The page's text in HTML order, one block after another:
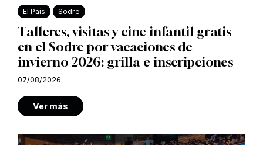
El País Sodre
Talleres, visitas y cine infantil gratis
en el Sodre por vacaciones de
invierno 2026: grilla e inscripciones
07/08/2026
Ver más